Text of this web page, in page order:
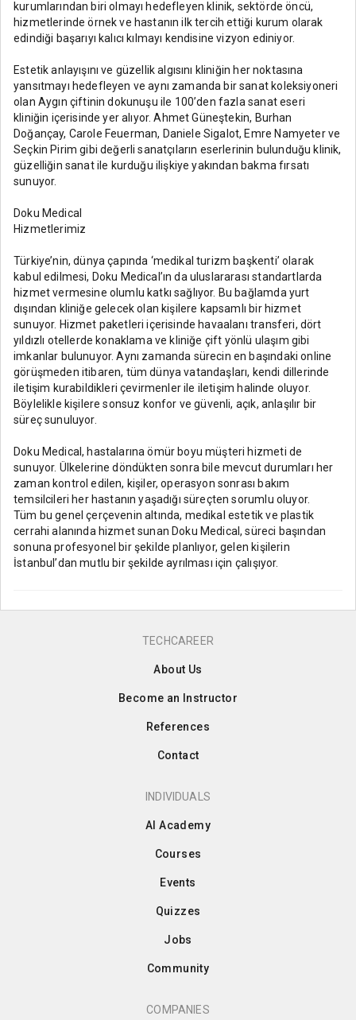
kurumlarından biri olmayı hedefleyen klinik, sektörde öncü,
hizmetlerinde örnek ve hastanın ilk tercih ettiği kurum olarak
edindiği başarıyı kalıcı kılmayı kendisine vizyon ediniyor.
Estetik anlayışını ve güzellik algısını kliniğin her noktasına
yansıtmayı hedefleyen ve aynı zamanda bir sanat koleksiyoneri
olan Aygın çiftinin dokunuşu ile 100’den fazla sanat eseri
kliniğin içerisinde yer alıyor. Ahmet Güneştekin, Burhan
Doğançay, Carole Feuerman, Daniele Sigalot, Emre Namyeter ve
Seçkin Pirim gibi değerli sanatçıların eserlerinin bulunduğu klinik,
güzelliğin sanat ile kurduğu ilişkiye yakından bakma fırsatı
sunuyor.
Doku Medical
Hizmetlerimiz
Türkiye’nin, dünya çapında ‘medikal turizm başkenti’ olarak
kabul edilmesi, Doku Medical’ın da uluslararası standartlarda
hizmet vermesine olumlu katkı sağlıyor. Bu bağlamda yurt
dışından kliniğe gelecek olan kişilere kapsamlı bir hizmet
sunuyor. Hizmet paketleri içerisinde havaalanı transferi, dört
yıldızlı otellerde konaklama ve kliniğe çift yönlü ulaşım gibi
imkanlar bulunuyor. Aynı zamanda sürecin en başındaki online
görüşmeden itibaren, tüm dünya vatandaşları, kendi dillerinde
iletişim kurabildikleri çevirmenler ile iletişim halinde oluyor.
Böylelikle kişilere sonsuz konfor ve güvenli, açık, anlaşılır bir
süreç sunuluyor.
Doku Medical, hastalarına ömür boyu müşteri hizmeti de
sunuyor. Ülkelerine döndükten sonra bile mevcut durumları her
zaman kontrol edilen, kişiler, operasyon sonrası bakım
temsilcileri her hastanın yaşadığı süreçten sorumlu oluyor.
Tüm bu genel çerçevenin altında, medikal estetik ve plastik
cerrahi alanında hizmet sunan Doku Medical, süreci başından
sonuna profesyonel bir şekilde planlıyor, gelen kişilerin
İstanbul’dan mutlu bir şekilde ayrılması için çalışıyor.
TECHCAREER
About Us
Become an Instructor
References
Contact
INDIVIDUALS
AI Academy
Courses
Events
Quizzes
Jobs
Community
COMPANIES